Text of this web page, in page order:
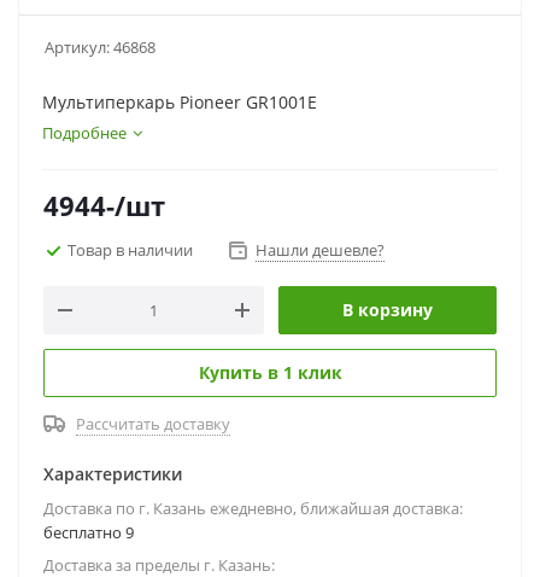
Артикул:46868
Мультиперкарь Pioneer GR1001E
Подробнее
4944-/шт
Товар в наличии Нашли дешевле?
В корзину
Купить в 1 клик
Рассчитать доставку
Характеристики
Доставка по г. Казань ежедневно, ближайшая доставка:
бесплатно 9
Доставка за пределы г. Казань: